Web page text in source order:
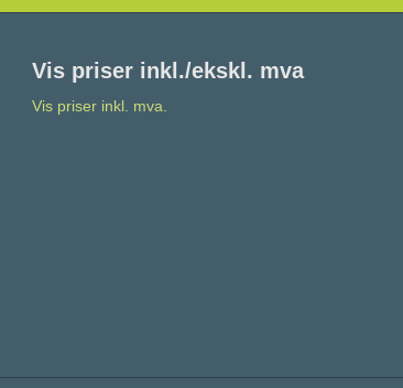
Vis priser inkl./ekskl. mva
Vis priser inkl. mva.